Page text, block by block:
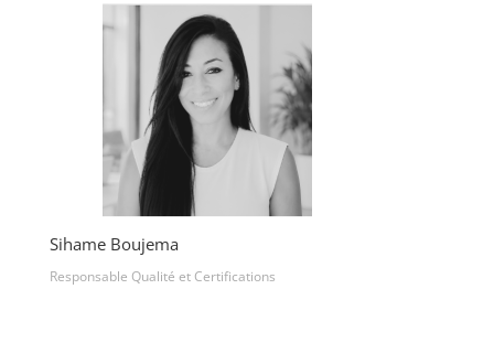
Sihame Boujema
Responsable Qualité et Certifications